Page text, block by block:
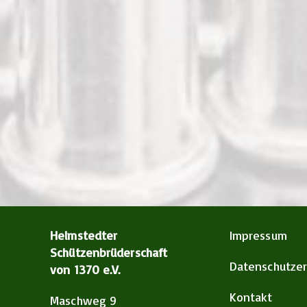
Helmstedter
Schützenbrüderschaft
von 1370 e.V.
Maschweg 9
Impressum
Kontakt